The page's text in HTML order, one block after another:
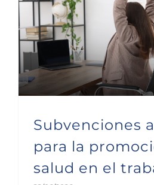
Subvenciones
para la
salud en el